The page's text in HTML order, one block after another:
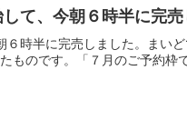
て、今朝６時半に完売
時半に完売しました。まい
ものです。「７月のご予約枠